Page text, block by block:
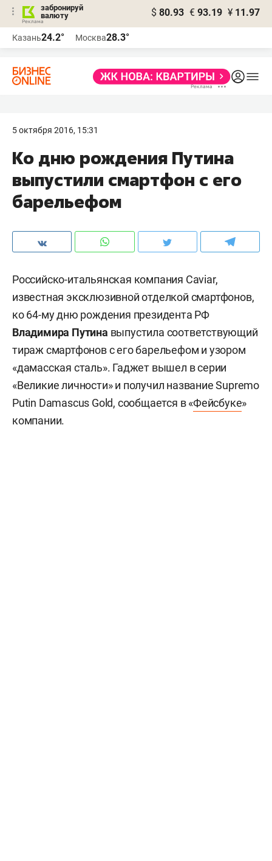
забронируй
валюту
$ 80.93 € 93.19 ¥ 11.97
Казань24.2° Москва28.3°
5 октября 2016, 15:31
Ко дню рождения Путина
выпустили смартфон с его
барельефом
Российско-итальянская компания Caviar,
известная эксклюзивной отделкой смартфонов,
ко 64-му дню рождения президента РФ
Владимира Путина выпустила соответствующий
тираж смартфонов с его барельефом и узором
«дамасская сталь». Гаджет вышел в серии
«Великие личности» и получил название Supremo
Putin Damascus Gold, сообщается в «Фейсбуке»
компании.